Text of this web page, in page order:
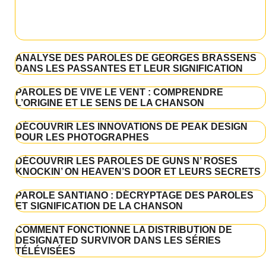
ANALYSE DES PAROLES DE GEORGES BRASSENS
DANS LES PASSANTES ET LEUR SIGNIFICATION
PAROLES DE VIVE LE VENT : COMPRENDRE
L’ORIGINE ET LE SENS DE LA CHANSON
DÉCOUVRIR LES INNOVATIONS DE PEAK DESIGN
POUR LES PHOTOGRAPHES
DÉCOUVRIR LES PAROLES DE GUNS N’ ROSES
KNOCKIN’ ON HEAVEN’S DOOR ET LEURS SECRETS
PAROLE SANTIANO : DÉCRYPTAGE DES PAROLES
ET SIGNIFICATION DE LA CHANSON
COMMENT FONCTIONNE LA DISTRIBUTION DE
DESIGNATED SURVIVOR DANS LES SÉRIES
TÉLÉVISÉES